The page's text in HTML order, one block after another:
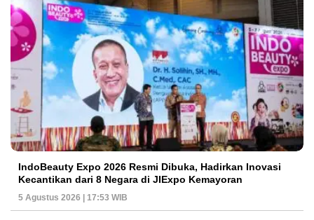
IndoBeauty Expo 2026 Resmi Dibuka, Hadirkan Inovasi
Kecantikan dari 8 Negara di JIExpo Kemayoran
5 Agustus 2026 | 17:53 WIB